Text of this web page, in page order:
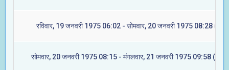
रविवार, 19 जनवरी 1975 06:02 - सोमवार, 20 जनवरी 1975 08:28
सोमवार, 20 जनवरी 1975 08:15 - मंगलवार, 21 जनवरी 1975 09:58